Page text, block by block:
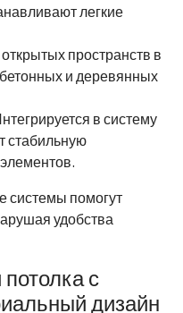
легкие
пространств в
и деревянных
в систему
стабильную
системы помогут
удобства
с
дизайн